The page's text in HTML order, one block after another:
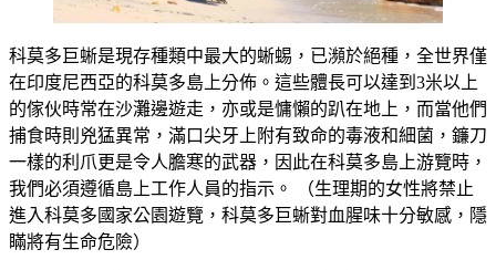
科莫多巨蜥是現存種類中最大的蜥蜴，已瀕於絕種，全世界僅
在印度尼西亞的科莫多島上分佈。這些體長可以達到3米以上
的傢伙時常在沙灘邊遊走，亦或是慵懶的趴在地上，而當他們
捕食時則兇猛異常，滿口尖牙上附有致命的毒液和細菌，鐮刀
一樣的利爪更是令人膽寒的武器，因此在科莫多島上游覽時，
我們必須遵循島上工作人員的指示。 （生理期的女性將禁止
進入科莫多國家公園遊覽，科莫多巨蜥對血腥味十分敏感，隱
瞞將有生命危險）